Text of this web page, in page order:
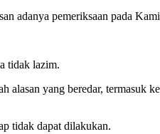
adanya pemeriksaan pada
tidak lazim.
yang beredar, termasuk
tidak dapat dilakukan.